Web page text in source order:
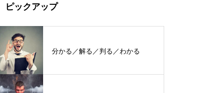
ピックアップ
分かる／解る／判る／わかる